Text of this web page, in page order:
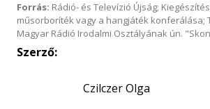
Forrás: Rádió- és Televízió Újság;
műsorboríték vagy a hangjáték konferálása;
Magyar Rádió Irodalmi Osztályának ún.
Szerző:
Czilczer Olga